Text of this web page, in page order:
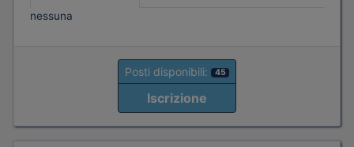
nessuna
Posti disponibili: 45
Iscrizione